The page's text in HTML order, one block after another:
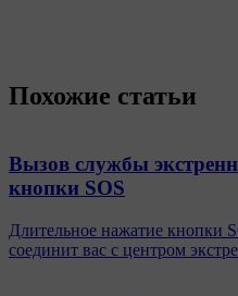
Похожие статьи
Вызов службы
кнопки SOS
Длительное нажатие кнопки
соединит вас с центром